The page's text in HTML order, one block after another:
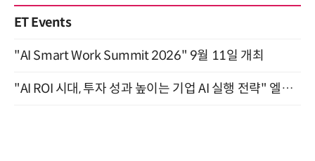
ET Events
"AI Smart Work Summit 2026" 9월 11일 개최
"AI ROI 시대, 투자 성과 높이는 기업 AI 실행 전략" 엘타워 6층 (9월 18일)